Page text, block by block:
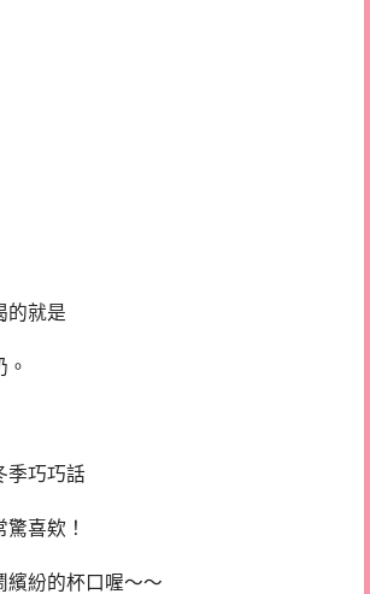
的就是
季巧巧話
喜欸！
繽紛的杯口喔～～